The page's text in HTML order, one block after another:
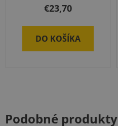
€23,70
DO KOŠÍKA
Podobné produkty